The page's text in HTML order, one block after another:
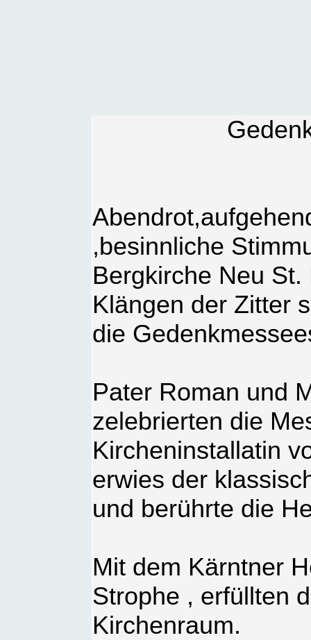
,besinnliche
Bergkirche Neu
Klängen der Zitter
die
Pater Roman und
zelebrierten die
Kircheninstallatin
erwies der
und berührte die
Mit dem Kärntner
Strophe , erfüllten
Kirchenraum.